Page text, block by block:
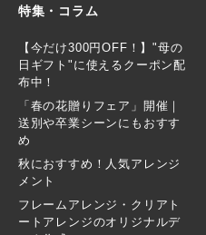
特集・コラム
【今だけ300円OFF！】"母の
日ギフト"に使えるクーポン配
布中！
「春の花贈りフェア」開催｜
送別や卒業シーンにもおすす
め
秋におすすめ！人気アレンジ
メント
フレームアレンジ・クリアト
ートアレンジのオリジナルデ